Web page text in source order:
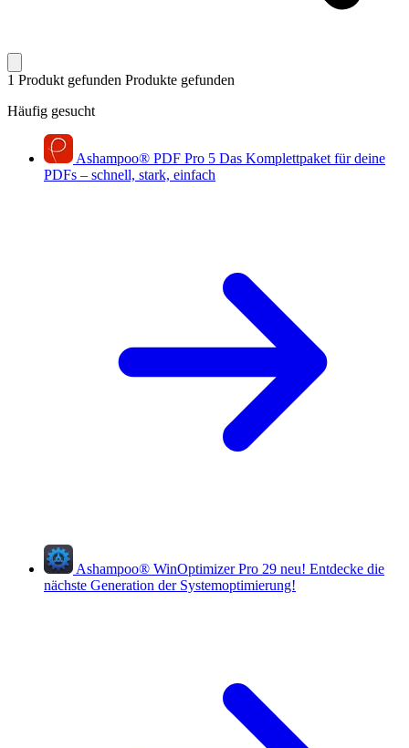
1 Produkt gefunden Produkte gefunden
Häufig gesucht
Ashampoo® PDF Pro 5 Das Komplettpaket für deine
PDFs – schnell, stark, einfach
Ashampoo® WinOptimizer Pro 29 neu! Entdecke die
nächste Generation der Systemoptimierung!